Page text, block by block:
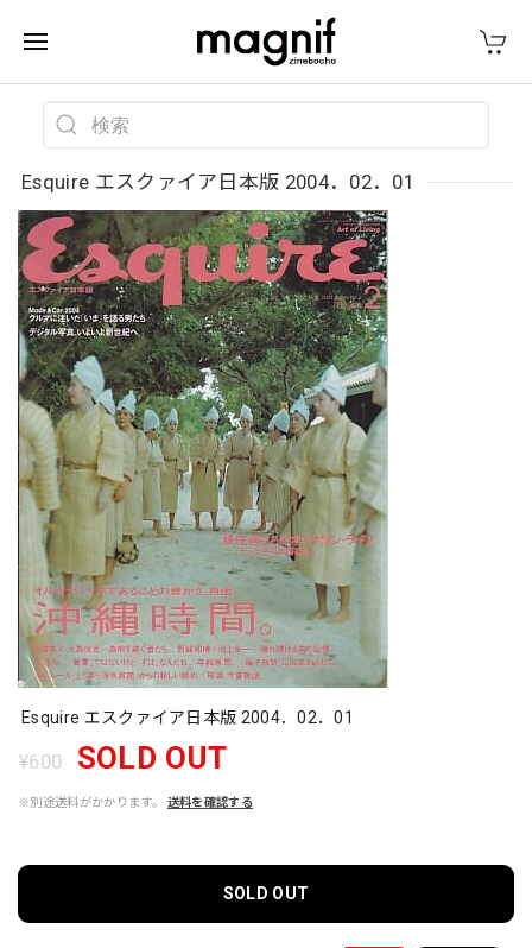
Esquire エスクァイア日本版 2004．02．01
Esquire エスクァイア日本版 2004．02．01
¥600 SOLD OUT
※別途送料がかかります。 送料を確認する
SOLD OUT